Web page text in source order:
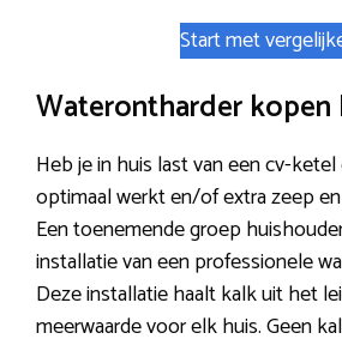
Start met
Waterontharder kopen
Heb je in huis last van een cv-
optimaal werkt en/of extra zeep
Een toenemende groep
installatie van een professionele
Deze installatie haalt kalk uit het
meerwaarde voor elk huis. Geen